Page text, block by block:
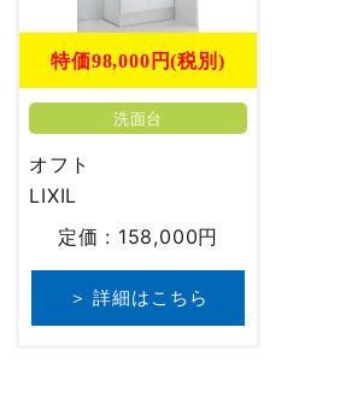
特価98,000円(税別)
洗面台
オフト
LIXIL
定価 : 158,000円
＞ 詳細はこちら